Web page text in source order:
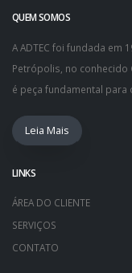
QUEM SOMOS
A ADTEC foi fundada em
Petrópolis, no conhecido
é peça fundamental para
Leia Mais
LINKS
ÁREA DO CLIENTE
SERVIÇOS
CONTATO